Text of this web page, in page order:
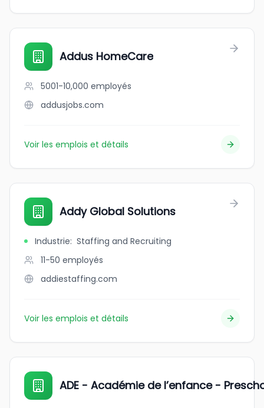
Addus HomeCare
5001-10,000 employés
addusjobs.com
Voir les emplois et détails
Addy Global Solutions
Industrie: Staffing and Recruiting
11-50 employés
addiestaffing.com
Voir les emplois et détails
ADE - Académie de l’enfance -